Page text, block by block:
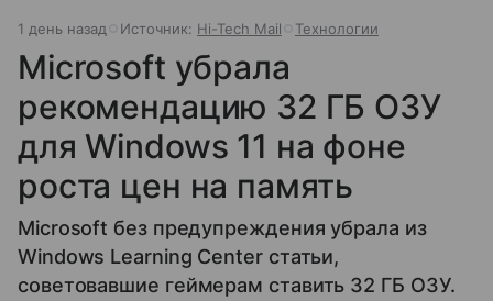
1 день назад Источник: Hi-Tech Mail Технологии
Microsoft убрала
рекомендацию 32 ГБ ОЗУ
для Windows 11 на фоне
роста цен на память
Microsoft без предупреждения убрала из
Windows Learning Center статьи,
советовавшие геймерам ставить 32 ГБ ОЗУ.